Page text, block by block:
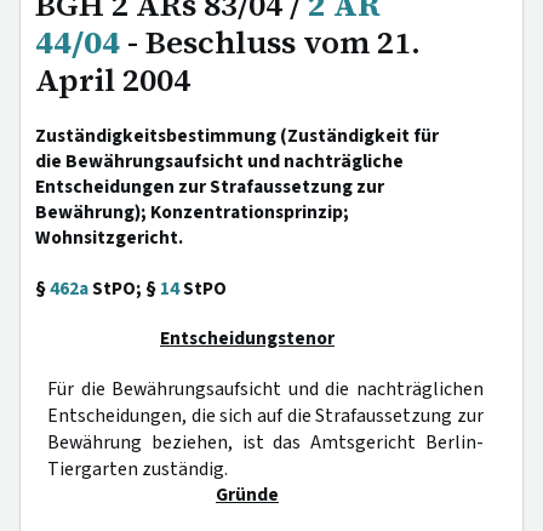
44/04- Beschluss vom 21.
April 2004
Zuständigkeitsbestimmung (Zuständigkeit für
die Bewährungsaufsicht und nachträgliche
Entscheidungen zur Strafaussetzung zur
Bewährung); Konzentrationsprinzip;
Wohnsitzgericht.
§462aStPO; §14StPO
Entscheidungstenor
Für die Bewährungsaufsicht und die nachträglichen
Entscheidungen, die sich auf die Strafaussetzung zur
Bewährung beziehen, ist das Amtsgericht Berlin-
Tiergarten zuständig.
Gründe